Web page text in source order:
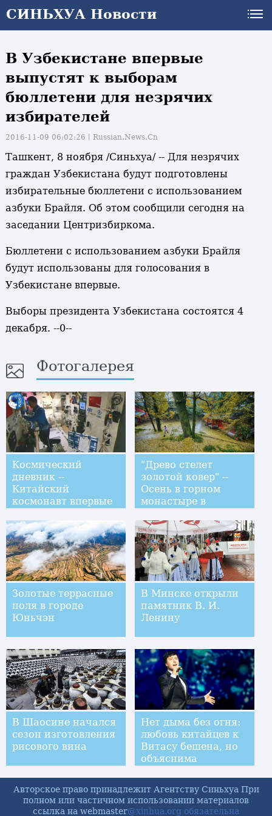
СИНЬХУА Новости
В Узбекистане впервые
выпустят к выборам
бюллетени для незрячих
избирателей
2016-11-09 06:02:26丨 Russian.News.Cn
Ташкент, 8 ноября /Синьхуа/ -- Для незрячих
граждан Узбекистана будут подготовлены
избирательные бюллетени с использованием
азбуки Брайля. Об этом сообщили сегодня на
заседании Центризбиркома.
Бюллетени с использованием азбуки Брайля
будут использованы для голосования в
Узбекистане впервые.
Выборы президента Узбекистана состоятся 4
декабря. --0--
Фотогалерея
Космический
дневник --
Китайский
космонавт впервые
орбите
"Древо стелет
золотой ковер" --
Осень в горном
монастыре в
Золотые террасные
поля в городе
Юньчэн
В Минске открыли
памятник В. И.
Ленину
В Шаосине начался
сезон изготовления
рисового вина
Нет дыма без огня:
любовь китайцев к
Витасу бешена, но
объяснима
Авторское право принадлежит Агентству Синьхуа При
полном или частичном использовании материалов
ссылка на webmaster@xinhua.org обязательна